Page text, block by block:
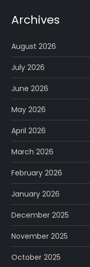
Archives
August 2026
July 2026
June 2026
May 2026
April 2026
March 2026
February 2026
January 2026
December 2025
November 2025
October 2025